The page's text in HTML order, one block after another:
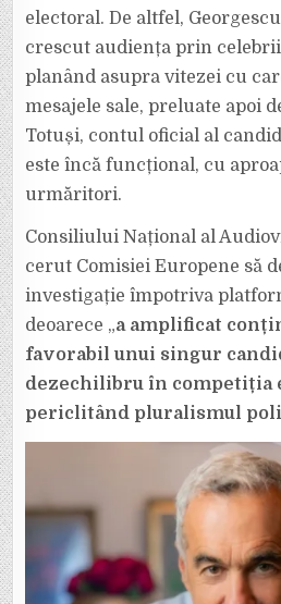
electoral. De altfel,
crescut audiența prin
planând asupra vitezei cu
mesajele sale, preluate apoi
Totuși, contul oficial al
este încă funcțional, cu
urmăritori.
Consiliului Național al
cerut Comisiei Europene să
investigație împotriva
deoarece „a amplificat
favorabil unui singur
dezechilibru în competiția
periclitând pluralismul